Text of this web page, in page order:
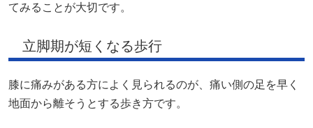
てみることが大切です。
立脚期が短くなる歩行
膝に痛みがある方によく見られるのが、痛い側の足を早く
地面から離そうとする歩き方です。